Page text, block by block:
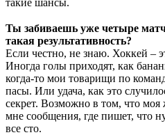
Ты забиваешь уже четыре
такая результативность?
Если честно, не знаю. Хоккей –
Иногда голы приходят, как
когда-то мои товарищи по
пасы. Или удача, как это
секрет. Возможно в том, что моя
мне сообщения, где пишет, что
все сто.